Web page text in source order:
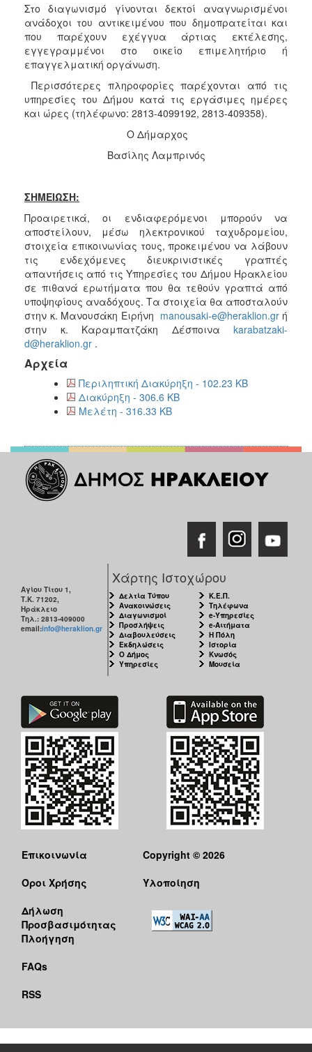
Στο διαγωνισμό γίνονται δεκτοί αναγνωρισμένοι
ανάδοχοι του αντικειμένου που δημοπρατείται και
που παρέχουν εχέγγυα άρτιας εκτέλεσης,
εγγεγραμμένοι στο οικείο επιμελητήριο ή
επαγγελματική οργάνωση.
Περισσότερες πληροφορίες παρέχονται από τις
υπηρεσίες του Δήμου κατά τις εργάσιμες ημέρες
και ώρες (τηλέφωνο: 2813-4099192, 2813-409358).
Ο Δήμαρχος
Βασίλης Λαμπρινός
ΣΗΜΕΙΩΣΗ:
Προαιρετικά, οι ενδιαφερόμενοι μπορούν να
αποστείλουν, μέσω ηλεκτρονικού ταχυδρομείου,
στοιχεία επικοινωνίας τους, προκειμένου να λάβουν
τις ενδεχόμενες διευκρινιστικές γραπτές
απαντήσεις από τις Υπηρεσίες του Δήμου Ηρακλείου
σε πιθανά ερωτήματα που θα τεθούν γραπτά από
υποψηφίους αναδόχους. Τα στοιχεία θα αποσταλούν
στην κ. Μανουσάκη Ειρήνη manousaki-e@heraklion.grή
στην κ. Καραμπατζάκη Δέσποινα karabatzaki-
d@heraklion.gr .
Αρχεία
Περιληπτική Διακύρηξη - 102.23 KB
Διακύρηξη - 306.6 KB
Μελέτη - 316.33 KB
Αγίου Τίτου 1,
Τ.Κ. 71202,
Ηράκλειο
Τηλ.: 2813-409000
email:info@heraklion.gr
Χάρτης Ιστοχώρου
Δελτία Τύπου
Ανακοινώσεις
Διαγωνισμοί
Προσλήψεις
Διαβουλεύσεις
Εκδηλώσεις
Ο Δήμος
Υπηρεσίες
Κ.Ε.Π.
Τηλέφωνα
e-Υπηρεσίες
e-Αιτήματα
Η Πόλη
Ιστορία
Κνωσός
Μουσεία
Επικοινωνία
Όροι Χρήσης
Δήλωση
Προσβασιμότητας
Πλοήγηση
FAQs
RSS
Copyright © 2026
Υλοποίηση